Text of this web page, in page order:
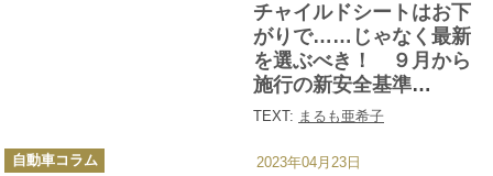
チャイルドシートはお下
がりで……じゃなく最新
を選ぶべき！ ９月から
施行の新安全基準
「R129（i-Size）」の中
TEXT: まるも亜希子
カ
テ
自動車コラム 2023年04月23日